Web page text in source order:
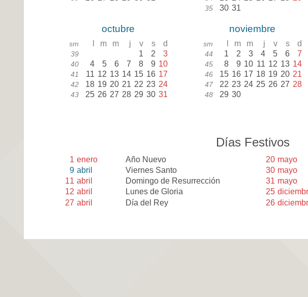
35 30 31
octubre
sm m m j v s d
39 1 2 3
40 4 5 6 7 8 9 10
41 11 12 13 14 15 16 17
42 18 19 20 21 22 23 24
43 25 26 27 28 29 30 31
noviembre
sm m m j v s d
44 1 2 3 4 5 6 7
45 8 9 10 11 12 13 14
46 15 16 17 18 19 20 21
47 22 23 24 25 26 27 28
48 29 30
Días Festivos
1 enero
Año Nuevo
9 abril
Viernes Santo
11 abril
Domingo de Resurrección
12 abril
Lunes de Gloria
27 abril Día del Rey
20 mayo
30 mayo
31 mayo
25
26